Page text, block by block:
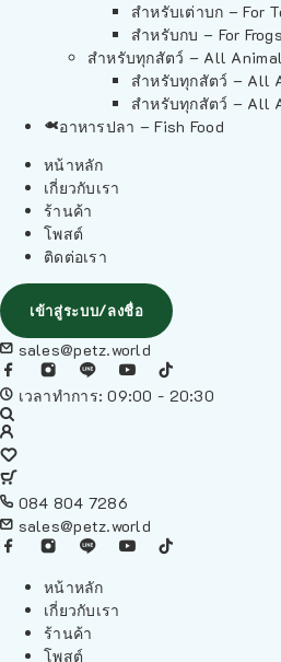
สำหรับเต่าบก – For
สำหรับกบ – For Frogs
สำหรับทุกสัตว์ – All
สำหรับทุกสัตว์ – All
สำหรับทุกสัตว์ – All
อาหารปลา – Fish Food
หน้าหลัก
เกี่ยวกับเรา
ร้านค้า
โพสต์
ติดต่อเรา
เข้าสู่ระบบ/ลงชื่อ
sales@petz.world
เวลาทำการ: 09:00 - 20:30
084 804 7286
sales@petz.world
หน้าหลัก
เกี่ยวกับเรา
ร้านค้า
โพสต์